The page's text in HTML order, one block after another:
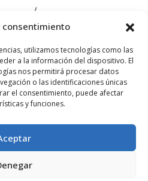
consentimiento
utilizamos tecnologías como las
a la información del dispositivo. El
nos permitirá procesar datos
o las identificaciones únicas
el consentimiento, puede afectar
y funciones.
legal
-
de cookies
-
privacidad
-